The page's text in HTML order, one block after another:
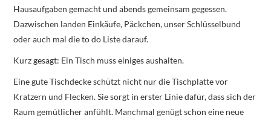
Hausaufgaben gemacht und abends gemeinsam gegessen.
Dazwischen landen Einkäufe, Päckchen, unser Schlüsselbund
oder auch mal die to do Liste darauf.
Kurz gesagt: Ein Tisch muss einiges aushalten.
Eine gute Tischdecke schützt nicht nur die Tischplatte vor
Kratzern und Flecken. Sie sorgt in erster Linie dafür, dass sich der
Raum gemütlicher anfühlt. Manchmal genügt schon eine neue